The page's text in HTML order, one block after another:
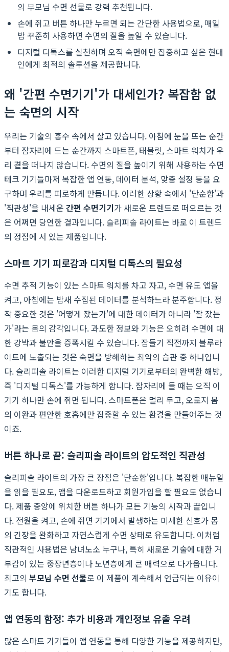
의 부모님 수면 선물로 강력 추천됩니다.
손에 쥐고 버튼 하나만 누르면 되는 간단한 사용법으로, 매일
밤 꾸준히 사용하면 수면의 질을 높일 수 있습니다.
디지털 디톡스를 실천하며 오직 숙면에만 집중하고 싶은 현대
인에게 최적의 솔루션을 제공합니다.
왜 '간편 수면기기'가 대세인가? 복잡함 없
는 숙면의 시작
우리는 기술의 홍수 속에서 살고 있습니다. 아침에 눈을 뜨는 순간
부터 잠자리에 드는 순간까지 스마트폰, 태블릿, 스마트 워치가 우
리 곁을 떠나지 않습니다. 수면의 질을 높이기 위해 사용하는 수면
테크 기기들마저 복잡한 앱 연동, 데이터 분석, 맞춤 설정 등을 요
구하며 우리를 피로하게 만듭니다. 이러한 상황 속에서 '단순함'과
'직관성'을 내세운 간편 수면기기가 새로운 트렌드로 떠오르는 것
은 어쩌면 당연한 결과입니다. 슬리피솔 라이트는 바로 이 트렌드
의 정점에 서 있는 제품입니다.
스마트 기기 피로감과 디지털 디톡스의 필요성
수면 추적 기능이 있는 스마트 워치를 차고 자고, 수면 유도 앱을
켜고, 아침에는 밤새 수집된 데이터를 분석하느라 분주합니다. 정
작 중요한 것은 '어떻게 잤는가'에 대한 데이터가 아니라 '잘 잤는
가'라는 몸의 감각입니다. 과도한 정보와 기능은 오히려 수면에 대
한 강박과 불안을 증폭시킬 수 있습니다. 잠들기 직전까지 블루라
이트에 노출되는 것은 숙면을 방해하는 최악의 습관 중 하나입니
다. 슬리피솔 라이트는 이러한 디지털 기기로부터의 완벽한 해방,
즉 '디지털 디톡스'를 가능하게 합니다. 잠자리에 들 때는 오직 이
기기 하나만 손에 쥐면 됩니다. 스마트폰은 멀리 두고, 오로지 몸
의 이완과 편안한 호흡에만 집중할 수 있는 환경을 만들어주는 것
이죠.
버튼 하나로 끝: 슬리피솔 라이트의 압도적인 직관성
슬리피솔 라이트의 가장 큰 장점은 '단순함'입니다. 복잡한 매뉴얼
을 읽을 필요도, 앱을 다운로드하고 회원가입을 할 필요도 없습니
다. 제품 중앙에 위치한 버튼 하나가 모든 기능의 시작과 끝입니
다. 전원을 켜고, 손에 쥐면 기기에서 발생하는 미세한 신호가 몸
의 긴장을 완화하고 자연스럽게 수면 상태로 유도합니다. 이처럼
직관적인 사용법은 남녀노소 누구나, 특히 새로운 기술에 대한 거
부감이 있는 중장년층이나 노년층에게 큰 매력으로 다가옵니다.
최고의 부모님 수면 선물로 이 제품이 계속해서 언급되는 이유이
기도 합니다.
앱 연동의 함정: 추가 비용과 개인정보 유출 우려
많은 스마트 기기들이 앱 연동을 통해 다양한 기능을 제공하지만,